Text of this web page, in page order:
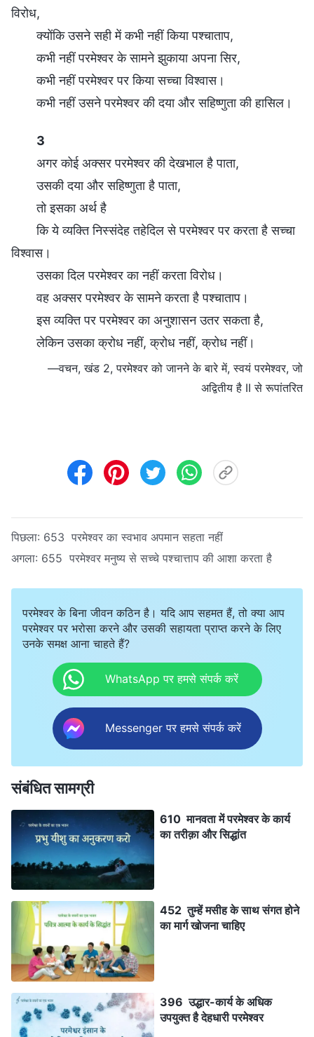
विरोध,
क्योंकि उसने सही में कभी नहीं किया पश्चाताप,
कभी नहीं परमेश्वर के सामने झुकाया अपना सिर,
कभी नहीं परमेश्वर पर किया सच्चा विश्वास।
कभी नहीं उसने परमेश्वर की दया और सहिष्णुता की हासिल।
3
अगर कोई अक्सर परमेश्वर की देखभाल है पाता,
उसकी दया और सहिष्णुता है पाता,
तो इसका अर्थ है
कि ये व्यक्ति निस्संदेह तहेदिल से परमेश्वर पर करता है सच्चा
विश्वास।
उसका दिल परमेश्वर का नहीं करता विरोध।
वह अक्सर परमेश्वर के सामने करता है पश्चाताप।
इस व्यक्ति पर परमेश्वर का अनुशासन उतर सकता है,
लेकिन उसका क्रोध नहीं, क्रोध नहीं, क्रोध नहीं।
—वचन, खंड 2, परमेश्वर को जानने के बारे में, स्वयं परमेश्वर, जो
अद्वितीय है II से रूपांतरित
पिछला: 653 परमेश्वर का स्वभाव अपमान सहता नहीं
अगला: 655 परमेश्वर मनुष्य से सच्चे पश्चात्ताप की आशा करता है
परमेश्वर के बिना जीवन कठिन है। यदि आप सहमत हैं, तो क्या आप
परमेश्वर पर भरोसा करने और उसकी सहायता प्राप्त करने के लिए
उनके समक्ष आना चाहते हैं?
WhatsApp पर हमसे संपर्क करें
Messenger पर हमसे संपर्क करें
संबंधित सामग्री
610 मानवता में परमेश्वर के कार्य
का तरीक़ा और सिद्धांत
452 तुम्हें मसीह के साथ संगत होने
का मार्ग खोजना चाहिए
396 उद्धार-कार्य के अधिक
उपयुक्त है देहधारी परमेश्वर